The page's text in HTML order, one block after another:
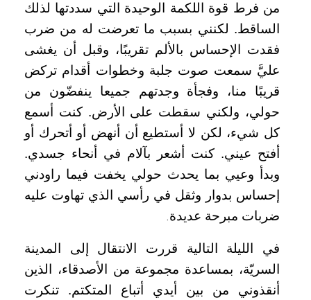
من فرط قوة اللكمة الوحيدة التي سددتها لذلك
الساقط. لكنني بسبب ما تعرضت له من ضرب
فقدت الإحساس بالألم تقريبًا، وقبل أن يغشى
عليَّ سمعت صوت جلبة وخطوات أقدام تركض
قريبًا منا، وفجأة وجدتهم جميعا ينفضّون من
حولي، ولكني سقطت على الأرض. كنت أسمع
كل شيء، لكن لا أستطيع أن أنهض أو أتحرك أو
أفتح عيني. كنت أشعر بآلام في أنحاء جسدي.
وبدأ وعيي بما يحدث حولي يخفت فيما راودني
إحساس بدوار وثقل في رأسي الذي تهاوت عليه
ضربات مبرحة عديدة.
في الليلة التالية قررت الانتقال إلى المدينة
السريّة، بمساعدة مجموعة من الأصدقاء، الذين
أنقذوني من بين أيدي أتباع المتكتم. تنكرت